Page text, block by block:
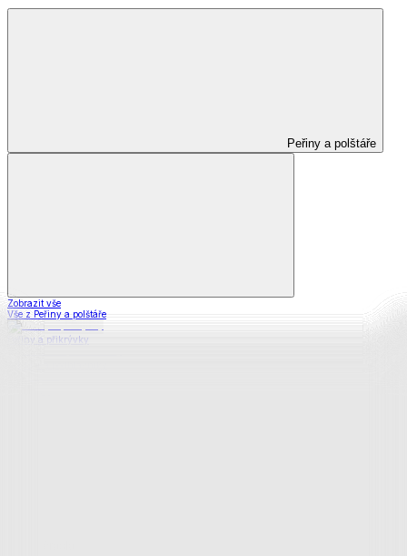
Peřiny a polštáře
Zobrazit vše
Vše z Peřiny a polštáře
Peřiny a přikrývky